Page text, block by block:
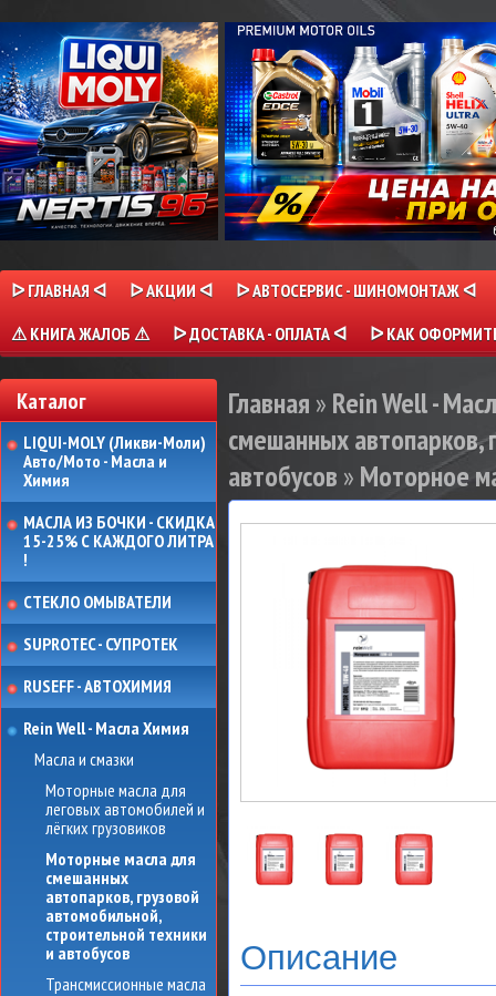
ᐅ ГЛАВНАЯ ᐊ ᐅ АКЦИИ ᐊ
ᐅ АВТОСЕРВИС - ШИНОМОНТАЖ ᐊ
⚠ КНИГА ЖАЛОБ ⚠
ᐅ ДОСТАВКА - ОПЛАТА ᐊ ᐅ КАК
Каталог
LIQUI-MOLY (Ликви-Моли)
Авто/Мото - Масла и
Химия
МАСЛА ИЗ БОЧКИ - СКИДКА
15-25% С КАЖДОГО ЛИТРА
!
СТЕКЛО ОМЫВАТЕЛИ
SUPROTEC - СУПРОТЕК
RUSEFF - АВТОХИМИЯ
Rein Well - Масла Химия
Масла и смазки
Моторные масла для
леговых автомобилей и
лёгких грузовиков
Моторные масла для
смешанных
автопарков, грузовой
автомобильной,
строительной техники
и автобусов
Трансмиссионные масла
Главная » Rein Well -
смешанных автопарков,
автобусов » Моторное
Описание